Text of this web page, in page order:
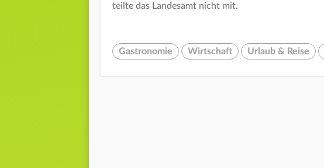
teilte das Landesamt nicht mit.
Gastronomie Wirtschaft Urlaub & Reise